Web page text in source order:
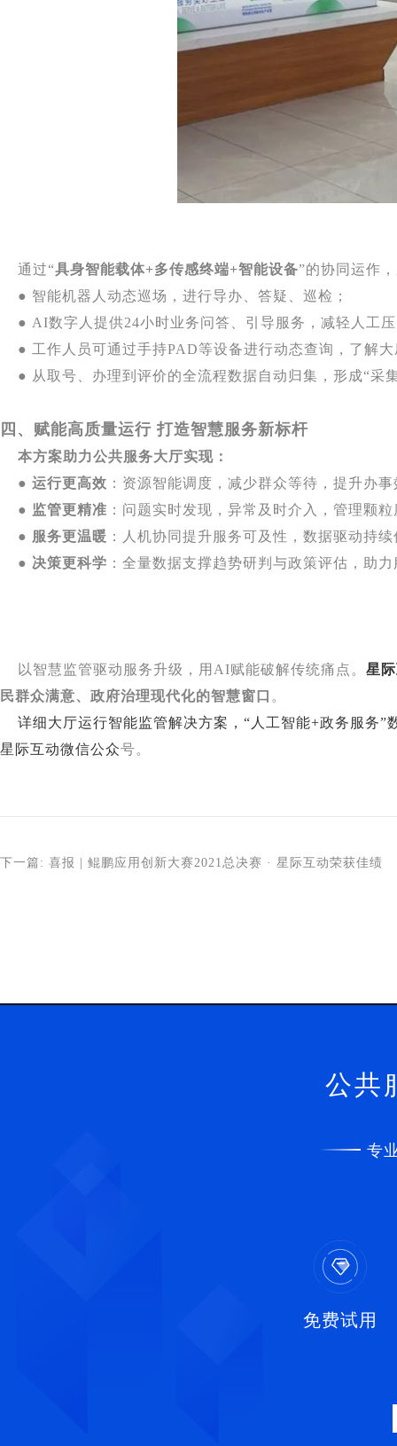
通过“具身智能载体+多传感终端+智能设备”的协同运作
● 智能机器人动态巡场，进行导办、答疑、巡检；
● AI数字人提供24小时业务问答、引导服务，减轻人工
● 工作人员可通过手持PAD等设备进行动态查询，了解
● 从取号、办理到评价的全流程数据自动归集，形成“采
四、赋能高质量运行 打造智慧服务新标杆
本方案助力公共服务大厅实现：
● 运行更高效 ：资源智能调度，减少群众等待，提升办
● 监管更精准 ：问题实时发现，异常及时介入，管理颗
●
服务更温暖 ：人机协同提升服务可及性，数据驱动持
● 决策更科学 ：全量数据支撑趋势研判与政策评估，助
以智慧监管驱动服务升级，用AI赋能破解传统痛点。 星
民群众满意、政府治理现代化的智慧窗口 。
详细大厅运行智能监管解决方案，“人工智能+政务服务
星际互动微信公众号。
下一篇: 喜报 | 鲲鹏应用创新大赛2021总决赛 · 星际互动荣获佳绩
公共
专
免费试用